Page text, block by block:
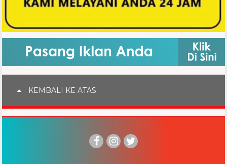
KEMBALI KE ATAS